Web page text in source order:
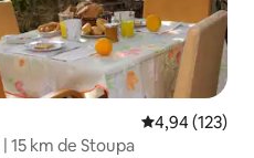
4,94 de uma
4,94 (123)
15 km de Stoupa